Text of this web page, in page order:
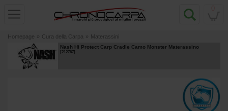
Homepage » Cura della Carpa » Materassini
Nash Hi Protect Carp Cradle Camo Monster Materassino
[212767]